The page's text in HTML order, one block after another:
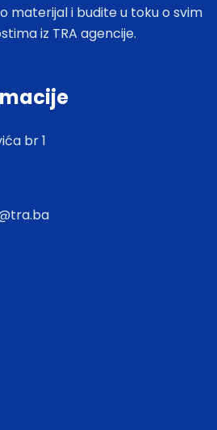
materijal i budite u toku o svim
iz TRA agencije.
br 1